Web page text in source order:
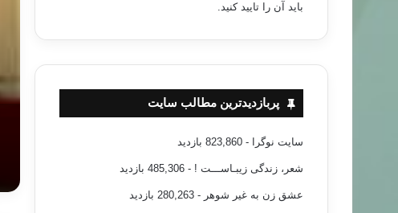
والفساد ، أفضل الجهاد..
باید آن را تایید کنید.
پربازدیدترین مطالب سایت
سایت نوگرا - 823,860 بازدید
شعر، زندگی زیبـاســـت ! - 485,306 بازدید
عشق زن به غیر شوهر - 280,263 بازدید